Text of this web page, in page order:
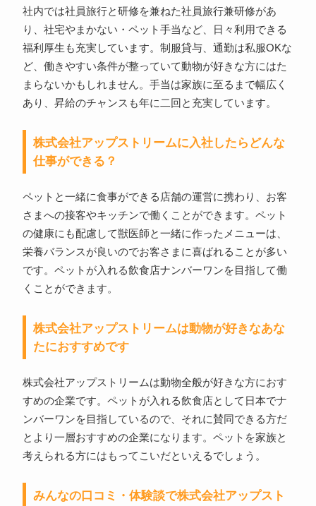
社内では社員旅行と研修を兼ねた社員旅行兼研修があ
り、社宅やまかない・ペット手当など、日々利用できる
福利厚生も充実しています。制服貸与、通勤は私服OKな
ど、働きやすい条件が整っていて動物が好きな方にはた
まらないかもしれません。手当は家族に至るまで幅広く
あり、昇給のチャンスも年に二回と充実しています。
株式会社アップストリームに入社したらどんな
仕事ができる？
ペットと一緒に食事ができる店舗の運営に携わり、お客
さまへの接客やキッチンで働くことができます。ペット
の健康にも配慮して獣医師と一緒に作ったメニューは、
栄養バランスが良いのでお客さまに喜ばれることが多い
です。ペットが入れる飲食店ナンバーワンを目指して働
くことができます。
株式会社アップストリームは動物が好きなあな
たにおすすめです
株式会社アップストリームは動物全般が好きな方におす
すめの企業です。ペットが入れる飲食店として日本でナ
ンバーワンを目指しているので、それに賛同できる方だ
とより一層おすすめの企業になります。ペットを家族と
考えられる方にはもってこいだといえるでしょう。
みんなの口コミ・体験談で株式会社アップスト